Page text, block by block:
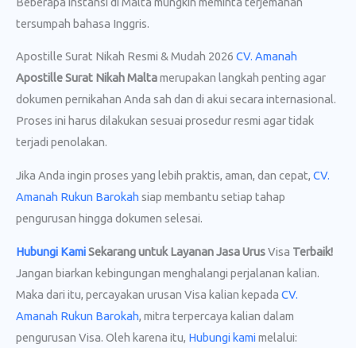
tersumpah bahasa Inggris.
Apostille Surat Nikah Resmi & Mudah 2026 CV. Amanah
Apostille Surat Nikah Maltamerupakan langkah penting agar
dokumen pernikahan Anda sah dan di akui secara internasional.
Proses ini harus dilakukan sesuai prosedur resmi agar tidak
terjadi penolakan.
Jika Anda ingin proses yang lebih praktis, aman, dan cepat, CV.
Amanah Rukun Barokah siap membantu setiap tahap
pengurusan hingga dokumen selesai.
Hubungi KamiSekarang untuk Layanan Jasa UrusVisa Terbaik!
Jangan biarkan kebingungan menghalangi perjalanan kalian.
Maka dari itu, percayakan urusan Visa kalian kepada CV.
Amanah Rukun Barokah, mitra terpercaya kalian dalam
pengurusan Visa. Oleh karena itu, Hubungi kamimelalui: